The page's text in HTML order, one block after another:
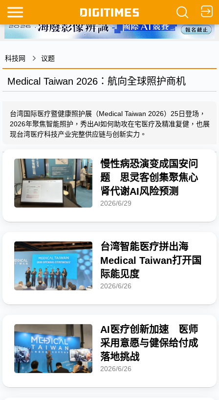
科技网 议题
Medical Taiwan 2026：航向全球照护商机
台湾国际医疗暨健康照护展（Medical Taiwan 2026）25日登场，
2026年聚焦智能照护，秀出AI如何助攻在宅医疗及精准复健，也展
现台湾医疗科技产业完整供应链与创新实力。
慢性病恐演变成国安问
题 思灵客创集聚焦心
肾代谢AI风险预测
2026/6/29
台湾智能医疗拼出海
Medical Taiwan打开国
际能见度
2026/6/26
AI医疗创新加速 医师
采用意愿与健保给付成
落地挑战
2026/6/26